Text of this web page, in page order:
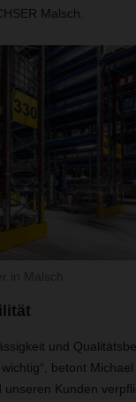
Malsch.
und
betont
unseren Kunden